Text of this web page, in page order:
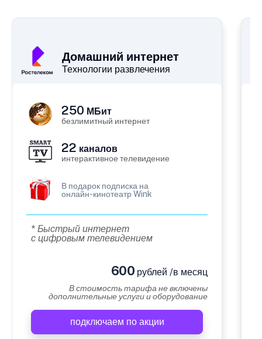
Домашний интернет
Технологии развлечения
250 МБит
безлимитный интернет
22 каналов
интерактивное телевидение
В подарок подписка на
онлайн-кинотеатр Wink
* Быстрый интернет
с цифровым телевидением
600 рублей /в месяц
В стоимость тарифа не включены
дополнительные услуги и оборудование
подключаем по акции